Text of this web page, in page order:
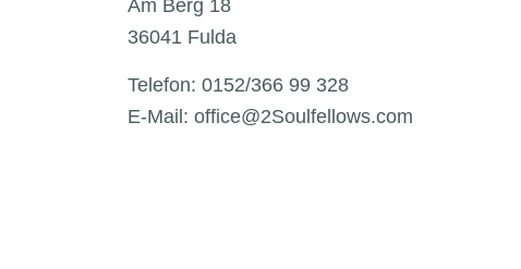
Am Berg 18
36041 Fulda
Telefon: 0152/366 99 328
E-Mail: office@2Soulfellows.com